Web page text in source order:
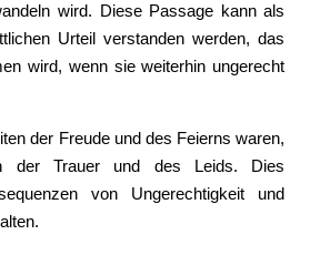
wird. Diese Passage kann als
Urteil verstanden werden, das
wird, wenn sie weiterhin ungerecht
der Freude und des Feierns waren,
der Trauer und des Leids. Dies
von Ungerechtigkeit und